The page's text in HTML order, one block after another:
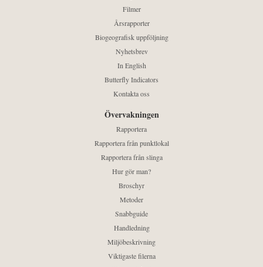
Filmer
Årsrapporter
Biogeografisk uppföljning
Nyhetsbrev
In English
Butterfly Indicators
Kontakta oss
Övervakningen
Rapportera
Rapportera från punktlokal
Rapportera från slinga
Hur gör man?
Broschyr
Metoder
Snabbguide
Handledning
Miljöbeskrivning
Viktigaste filerna